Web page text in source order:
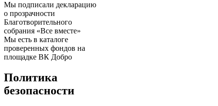
Мы подписали декларацию
о прозрачности
Благотворительного
собрания «Все вместе»
Мы есть в каталоге
проверенных фондов на
площадке ВК Добро
Политика
безопасности